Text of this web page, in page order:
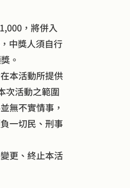
，將併入
中獎人須自行
。
本活動所提供
次活動之範圍
無不實情事，
一切民、刑事
更、終止本活